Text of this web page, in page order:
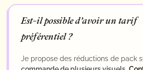
Est-il possible d’avoir un tarif
préférentiel ?
Je propose des réductions de pack